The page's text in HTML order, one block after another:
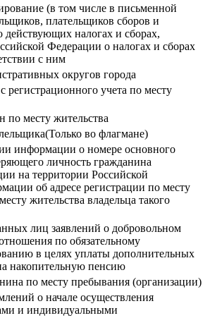
(в том числе в письменной
плательщиков сборов и
действующих налогах и сборах,
Федерации о налогах и сборах
с ним
округов города
регистрационного учета по месту
по месту жительства
во флагмане)
информации о номере основного
личность гражданина
на территории Российской
об адресе регистрации по месту
жительства владельца такого
лиц заявлений о добровольном
по обязательному
в целях уплаты дополнительных
накопительную пенсию
по месту пребывания (организации)
о начале осуществления
и индивидуальными